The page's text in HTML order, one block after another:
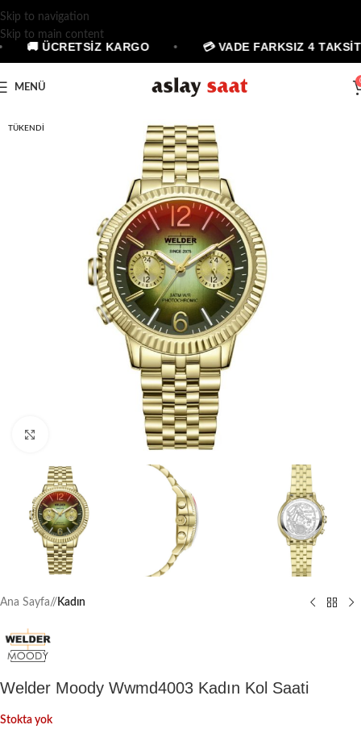
Skip to navigation
Skip to main content
🚚 ÜCRETSİZ KARGO 💳 VADE FARKSIZ 4 TAKSİT
MENÜ
TÜKENDI
Büyütmek için tıklayın
Ana Sayfa/ Kadın
Welder Moody Wwmd4003 Kadın Kol Saati
Stokta yok